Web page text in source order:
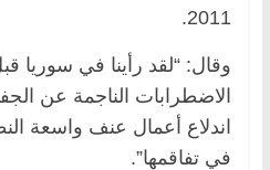
2011.
وقال: “لقد رأينا في سوريا
الاضطرابات الناجمة عن
اندلاع أعمال عنف واسعة
في تفاقمها”.